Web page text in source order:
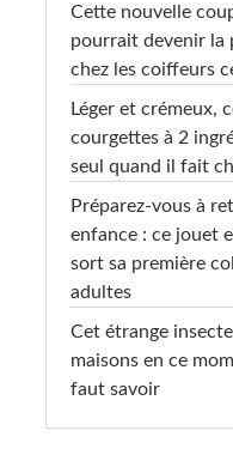
Cette nouvelle
pourrait devenir la
chez les coiffeurs
Léger et crémeux,
courgettes à 2
seul quand il fait
Préparez-vous à
enfance : ce jouet
sort sa première
adultes
Cet étrange
maisons en ce
faut savoir